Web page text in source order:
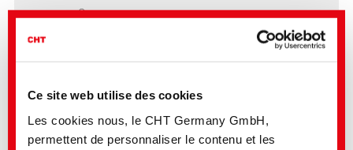
Ce site web utilise des cookies
Les cookies nous, le CHT Germany GmbH,
permettent de personnaliser le contenu et les
VARIPHOB®AC 5002 is particularly suitable for the
hydrophobization of cement-based materials like:
Plasters and Renders
Levelling compounds Skim Coats